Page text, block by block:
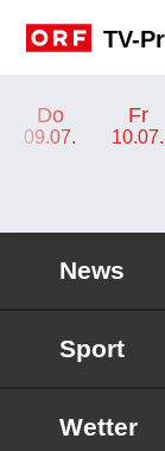
TV-
Do
09.07.
Fr
10.07.
News
Sport
Wetter